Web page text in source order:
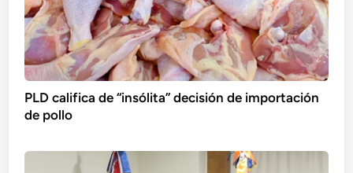
PLD califica de “insólita” decisión de importación
de pollo